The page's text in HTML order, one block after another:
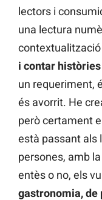
lectors i
una lectura
contextualització
i contar
un requeriment,
és avorrit. He
però certament
està passant als
persones, amb
entès o no, els
gastronomia, de